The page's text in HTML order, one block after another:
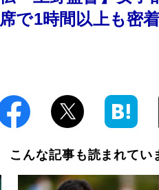
で1時間以上も密
こんな記事も読まれてい